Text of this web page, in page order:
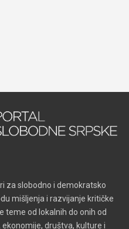
za slobodno i demokratsko
mišljenja i razvijanje kritičke
teme od lokalnih do onih od
društva, kulture i